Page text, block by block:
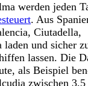
werden jeden
. Aus
Ciutadella,
laden und sicher
lassen. Die
als Beispiel
zwischen 3,5